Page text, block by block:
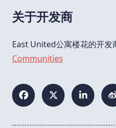
关于开发商
East United公寓楼花的开发
Communities